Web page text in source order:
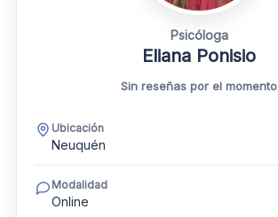
Psicóloga
Eliana Ponisio
Sin reseñas por el momento
Ubicación
Neuquén
Modalidad
Online